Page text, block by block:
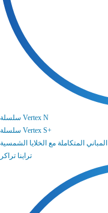
سلسلة Vertex N
سلسلة Vertex S+
المباني المتكاملة مع الخلايا الشمسية
تراينا تراكر